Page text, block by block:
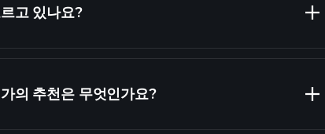
고 있나요?
의 추천은 무엇인가요?